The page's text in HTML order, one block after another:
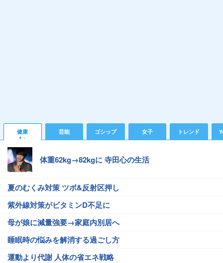
健康 芸能 ゴシップ 女子 トレンド
体重62kg→82kgに 寺田心の生活
夏のむくみ対策 ツボ&反射区押し
紫外線対策がビタミンD不足に
母が娘に減量強要→家庭内別居へ
睡眠時の悩みを解消する過ごし方
運動より代謝 人体の省エネ戦略